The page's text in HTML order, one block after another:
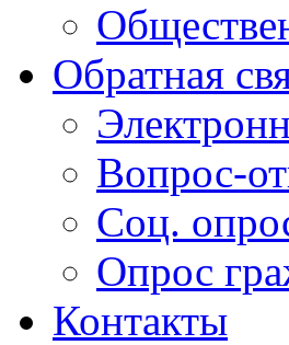
Обратная
Вопрос-
Соц.
Опрос
Контакты